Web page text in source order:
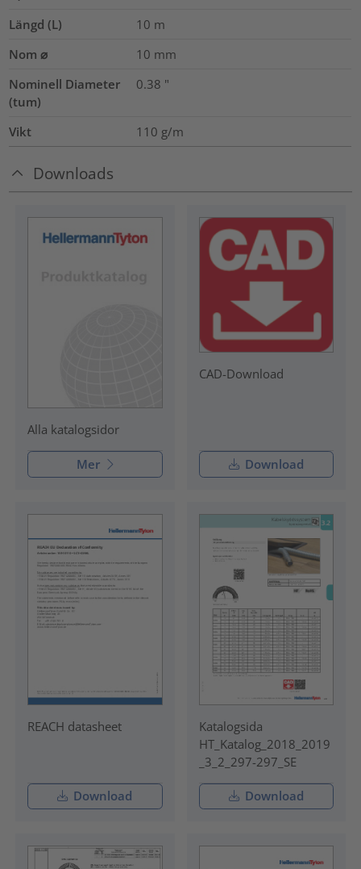
Längd (L)
10 m
Nom ⌀
10 mm
Nominell Diameter
(tum)
0.38 "
Vikt 110 g/m
Downloads
Alla katalogsidor
Mer
CAD-Download
Download
REACH datasheet
Download
Katalogsida
HT_Katalog_2018_2019
_3_2_297-297_SE
Download